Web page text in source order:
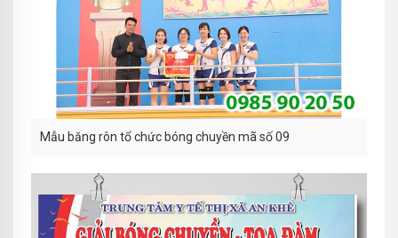
Mẫu băng rôn tổ chức bóng chuyền mã số 09